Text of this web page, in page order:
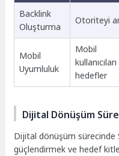
Backlink
Oluşturma
Otoriteyi
Mobil
Uyumluluk
Mobil
kullanıcıları
hedefler
Dijital Dönüşüm
Dijital dönüşüm sürecinde
güçlendirmek ve hedef